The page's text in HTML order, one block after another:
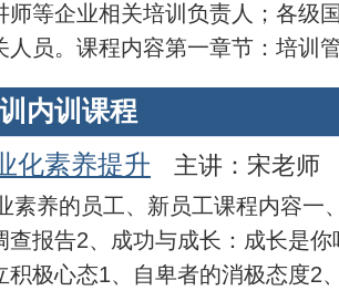
师等企业相关培训负责人；各级
人员。课程内容第一章节：培训
内训课程
化素养提升 主讲：宋老师
素养的员工、新员工课程内容一
报告2、成功与成长：成长是你
积极心态1、自卑者的消极态度2